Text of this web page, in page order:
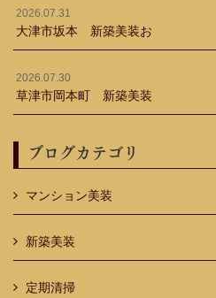
2026.07.31
大津市坂本 新築美装お
2026.07.30
草津市岡本町 新築美装
ブログカテゴリ
マンション美装
新築美装
定期清掃